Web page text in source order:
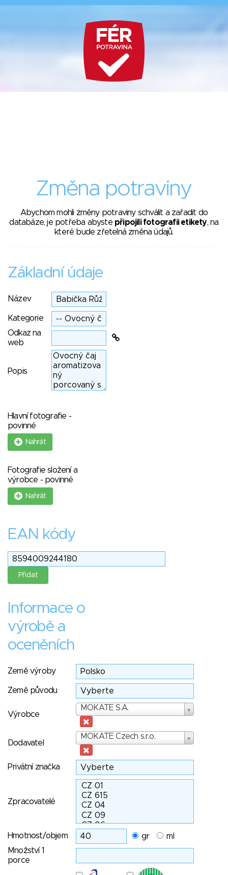
Změna potraviny
Abychom mohli změny potraviny schválit a zařadit do
databáze, je potřeba abyste připojili fotografii etikety, na
které bude zřetelná změna údajů.
Základní údaje
Název
Kategorie
Odkaz na
web
Popis
Hlavní fotografie -
povinné
Nahrát
Fotografie složení a
výrobce - povinné
Nahrát
EAN kódy
Informace o
výrobě a
oceněních
Země výroby
Země původu
Výrobce
MOKATE S.A.
Výrobce
Dodavatel
MOKATE Czech s.r.o.
Dodavatel
Privátní značka
Zpracovatelé
Hmotnost/objem gr
ml
Množství 1
porce